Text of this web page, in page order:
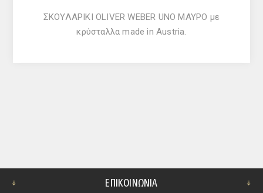
ΣΚΟΥΛΑΡΙΚΙ OLIVER WEBER UNO ΜΑΥΡΟ με
κρύσταλλα made in Austria.
ΕΠΙΚΟΙΝΩΝΊΑ